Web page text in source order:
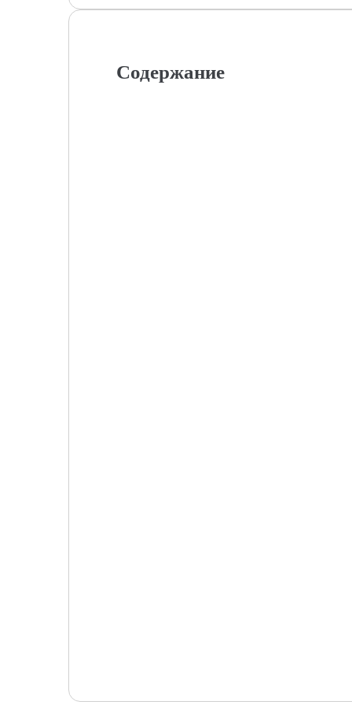
Содержание